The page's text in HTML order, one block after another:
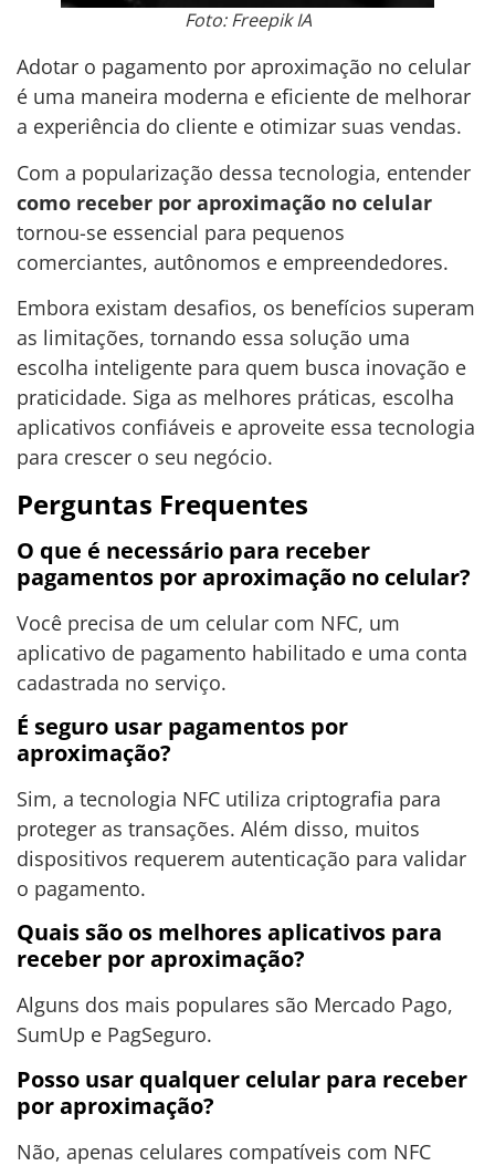
Foto: Freepik IA
Adotar o pagamento por aproximação no celular
é uma maneira moderna e eficiente de melhorar
a experiência do cliente e otimizar suas vendas.
Com a popularização dessa tecnologia, entender
como receber por aproximação no celular
tornou-se essencial para pequenos
comerciantes, autônomos e empreendedores.
Embora existam desafios, os benefícios superam
as limitações, tornando essa solução uma
escolha inteligente para quem busca inovação e
praticidade. Siga as melhores práticas, escolha
aplicativos confiáveis e aproveite essa tecnologia
para crescer o seu negócio.
Perguntas Frequentes
O que é necessário para receber
pagamentos por aproximação no celular?
Você precisa de um celular com NFC, um
aplicativo de pagamento habilitado e uma conta
cadastrada no serviço.
É seguro usar pagamentos por
aproximação?
Sim, a tecnologia NFC utiliza criptografia para
proteger as transações. Além disso, muitos
dispositivos requerem autenticação para validar
o pagamento.
Quais são os melhores aplicativos para
receber por aproximação?
Alguns dos mais populares são Mercado Pago,
SumUp e PagSeguro.
Posso usar qualquer celular para receber
por aproximação?
Não, apenas celulares compatíveis com NFC